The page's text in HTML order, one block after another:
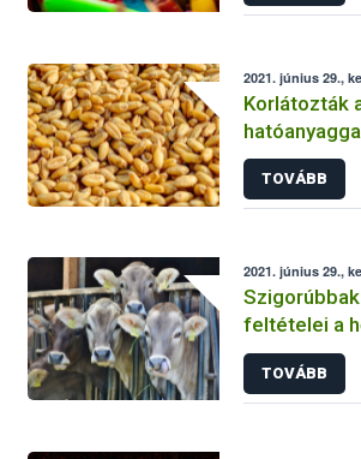
2021. június 29.,
Korlátozták
vetését
TOVÁBB
2021. június 29.,
feltételei a
TOVÁBB